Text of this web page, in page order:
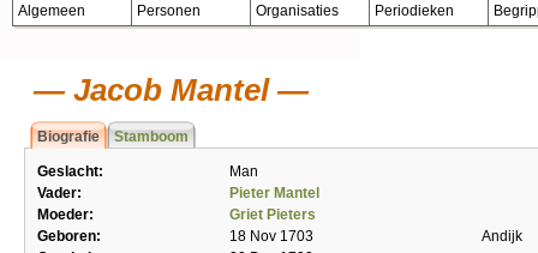
Algemeen Personen Organisaties Periodieken
Jacob Mantel
Biografie Stamboom
Geslacht:
Man
Vader:
Pieter Mantel
Moeder:
Griet Pieters
Geboren:
18 Nov 1703
Andijk